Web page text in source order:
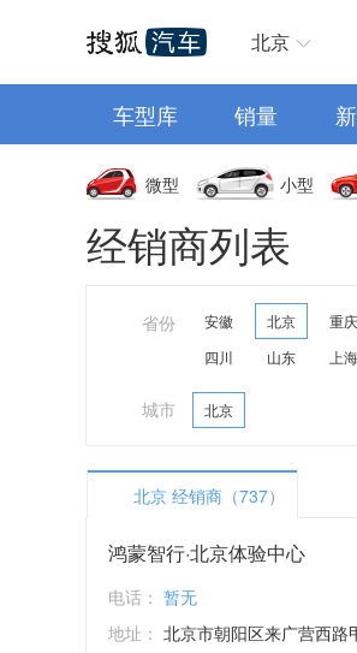
北京
车型库 销量
微型 小型
经销商列表
省份 安徽 北京 重庆
四川
山东 上海
城市 北京
北京 经销商（737）
鸿蒙智行·北京体验中心
电话： 暂无
地址： 北京市朝阳区来广营西路